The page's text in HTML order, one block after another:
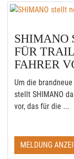
SHIMANO
FÜR
FAHRER
Um die
stellt SHIMANO
vor, das für die ...
MELDUNG